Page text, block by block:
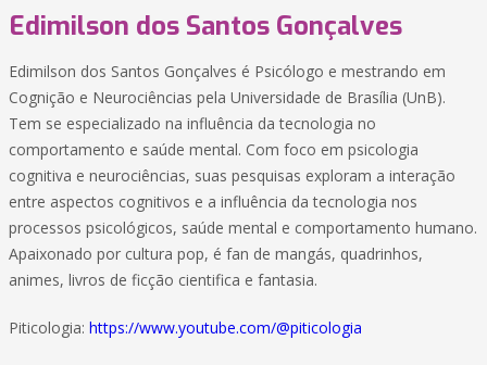
Edimilson dos Santos Gonçalves
Edimilson dos Santos Gonçalves é Psicólogo e mestrando em
Cognição e Neurociências pela Universidade de Brasília (UnB).
Tem se especializado na influência da tecnologia no
comportamento e saúde mental. Com foco em psicologia
cognitiva e neurociências, suas pesquisas exploram a interação
entre aspectos cognitivos e a influência da tecnologia nos
processos psicológicos, saúde mental e comportamento humano.
Apaixonado por cultura pop, é fan de mangás, quadrinhos,
animes, livros de ficção cientifica e fantasia.
Piticologia: https://www.youtube.com/@piticologia